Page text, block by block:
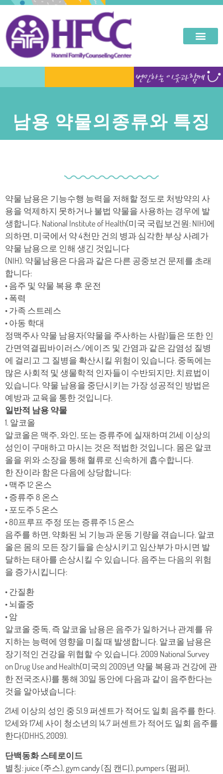
남용 약물의종류와 특징
약물 남용은 기능수행 능력을 저해할 정도로 처방약의 사
용을 억제하지 못하거나 불법 약물을 사용하는 경우에 발
생합니다. National Institute of Health(미국 국립보건원: NIH)에
의하면, 미국에서 약 4천만 건의 병과 심각한 부상 사례가
약물 남용으로 인해 생긴 것입니다
(NIH). 약물남용은 다음과 같은 다른 공중보건 문제를 초래
합니다:
• 음주 및 약물 복용 후 운전
• 폭력
• 가족 스트레스
• 아동 학대
정맥주사 약물 남용자(약물을 주사하는 사람)들은 또한 인
간면역결핍바이러스/에이즈 및 간염과 같은 감염성 질병
에 걸리고 그 질병을 확산시킬 위험이 있습니다. 중독에는
많은 사회적 및 생물학적 인자들이 수반되지만, 치료법이
있습니다. 약물 남용을 중단시키는 가장 성공적인 방법은
예방과 교육을 통한 것입니다.
일반적 남용 약물
1. 알코올
알코올은 맥주, 와인, 또는 증류주에 실재하며 21세 이상의
성인이 구매하고 마시는 것은 적법한 것입니다. 몸은 알코
올을 위와 소장을 통해 혈류로 신속하게 흡수합니다.
한 잔이라 함은 다음에 상당합니다:
• 맥주 12 온스
• 증류주 8 온스
• 포도주 5 온스
• 80­프루프 주정 또는 증류주 1.5 온스
음주를 하면, 약화된 뇌 기능과 운동 기량을 겪습니다. 알코
올은 몸의 모든 장기들을 손상시키고 임산부가 마시면 발
달하는 태아를 손상시킬 수 있습니다. 음주는 다음의 위험
을 증가시킵니다:
• 간질환
• 뇌졸중
• 암
알코올 중독, 즉 알코올 남용은 음주가 일하거나 관계를 유
지하는 능력에 영향을 미칠 때 발생합니다. 알코올 남용은
장기적인 건강을 위협할 수 있습니다. 2009 National Survey
on Drug Use and Health(미국의 2009년 약물 복용과 건강에 관
한 전국조사)를 통해 30일 동안에 다음과 같이 음주한다는
것을 알아냈습니다:
21세 이상의 성인 중 51.9 퍼센트가 적어도 일회 음주를 한다.
12세와 17세 사이 청소년의 14.7 퍼센트가 적어도 일회 음주를
한다(DHHS, 2009).
단백동화 스테로이드
별칭: juice (주스), gym candy (짐 캔디), pumpers (펌퍼),